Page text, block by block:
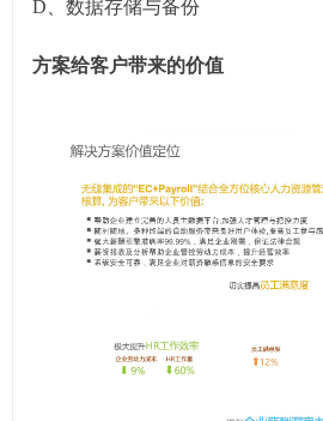
D、数据存储与备份
方案给客户带来的价值